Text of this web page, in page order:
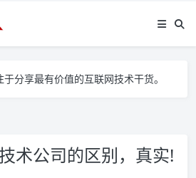
分享最有价值的互联网技术干货。
术公司的区别，真实!